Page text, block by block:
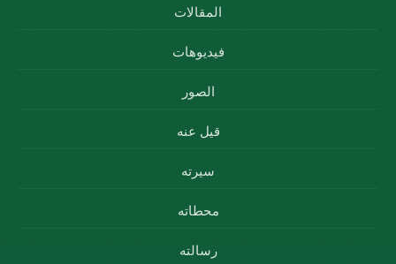
المقالات
فيديوهات
الصور
قيل عنه
سيرته
محطاته
رسالته